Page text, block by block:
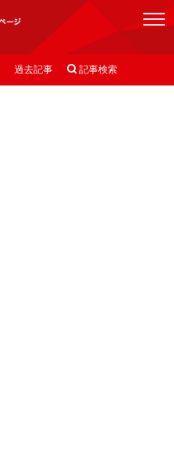
過去記事  記事検索